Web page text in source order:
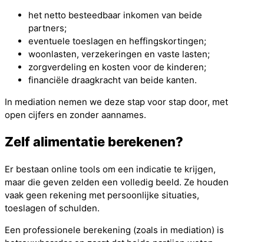
het netto besteedbaar inkomen van beide
partners;
eventuele toeslagen en heffingskortingen;
woonlasten, verzekeringen en vaste lasten;
zorgverdeling en kosten voor de kinderen;
financiële draagkracht van beide kanten.
In mediation nemen we deze stap voor stap door, met
open cijfers en zonder aannames.
Zelf alimentatie berekenen?
Er bestaan online tools om een indicatie te krijgen,
maar die geven zelden een volledig beeld. Ze houden
vaak geen rekening met persoonlijke situaties,
toeslagen of schulden.
Een professionele berekening (zoals in mediation) is